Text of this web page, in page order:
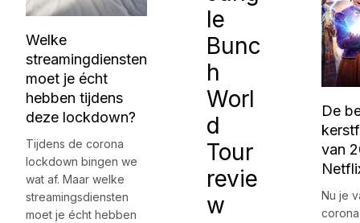
Welke
streamingdiensten
moet je écht
hebben tijdens
deze lockdown?
Tijdens de corona
lockdown bingen we
wat af. Maar welke
streamingsdiensten
moet je écht hebben
le
Bunc
h
Worl
d
Tour
revie
w
De
van
Nu je